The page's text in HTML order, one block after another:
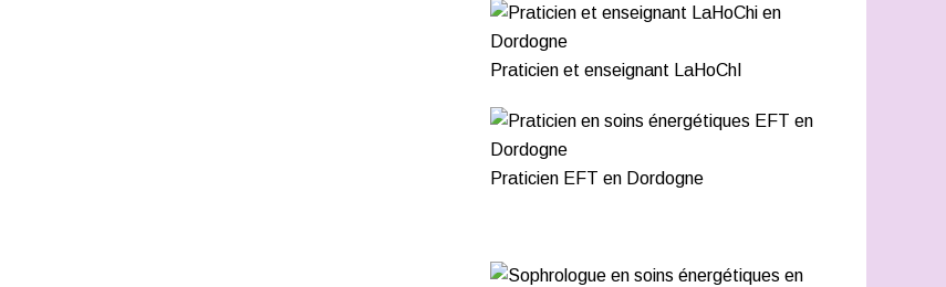
Praticien et enseignant LaHoChI
Praticien EFT en Dordogne